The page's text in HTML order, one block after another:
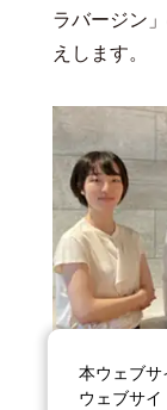
ラバージン
えします。
本ウェブ
ウェブサ